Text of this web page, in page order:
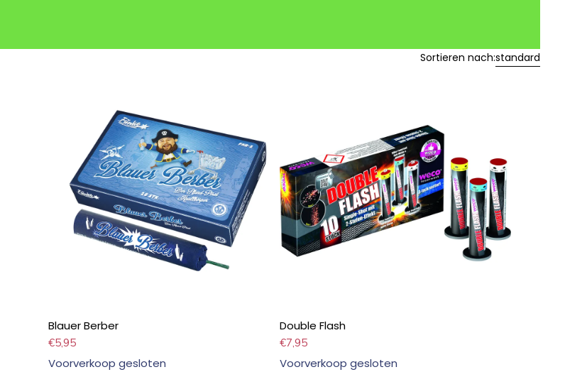
Sortieren nach:standard
Blauer Berber
€5,95
Voorverkoop gesloten
Double Flash
€7,95
Voorverkoop gesloten